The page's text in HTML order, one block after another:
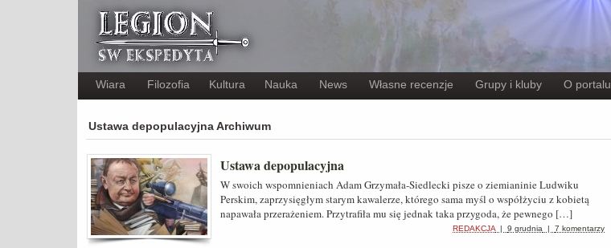
Wiara Filozofia Kultura Nauka News Własne recenzje Grupy i kluby O portalu
Ustawa depopulacyjna Archiwum
Ustawa depopulacyjna
W swoich wspomnieniach Adam Grzymała-Siedlecki pisze o ziemianinie Ludwiku
Perskim, zaprzysięgłym starym kawalerze, którego sama myśl o współżyciu z kobietą
napawała przerażeniem. Przytrafiła mu się jednak taka przygoda, że pewnego […]
REDAKCJA | 9 grudnia | 7 komentarzy